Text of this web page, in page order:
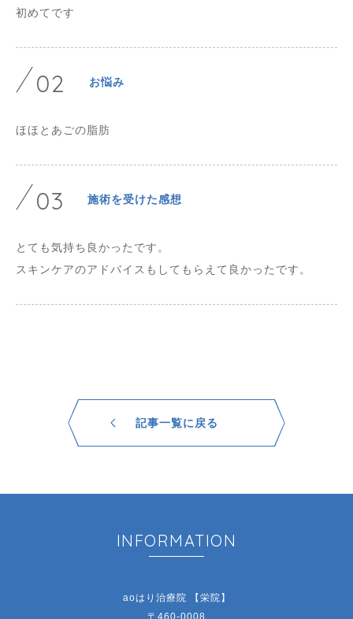
初めてです
02 お悩み
ほほとあごの脂肪
03 施術を受けた感想
とても気持ち良かったです。
スキンケアのアドバイスもしてもらえて良かったです。
記事一覧に戻る
INFORMATION
aoはり治療院 【栄院】
〒460-0008